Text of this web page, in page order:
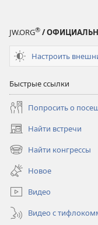
JW.ORG® /
Настроить
Быстрые ссылки
Попросить о
Найти встречи
(открывается
в
новом
окне)
Найти конгрессы
(открывается
новом
окне)
Новое
Видео
Видео с